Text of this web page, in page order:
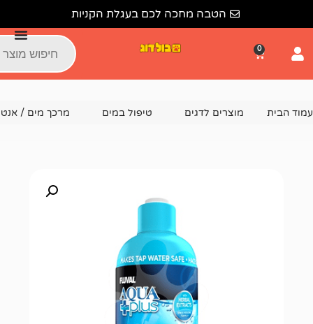
הטבה מחכה לכם בעגלת הקניות
לדגים טיפול במים מרכך מים / אנטי כלור אנטי